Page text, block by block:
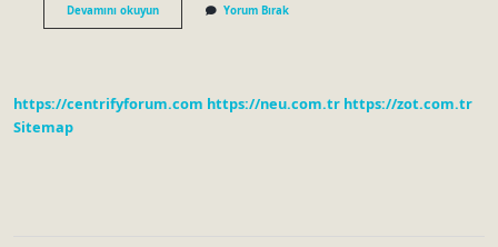
Devamını okuyunŞapka
Ne
Yorum Bırak
https://centrifyforum.com https://neu.com.tr https://zot.com.tr
Sitemap